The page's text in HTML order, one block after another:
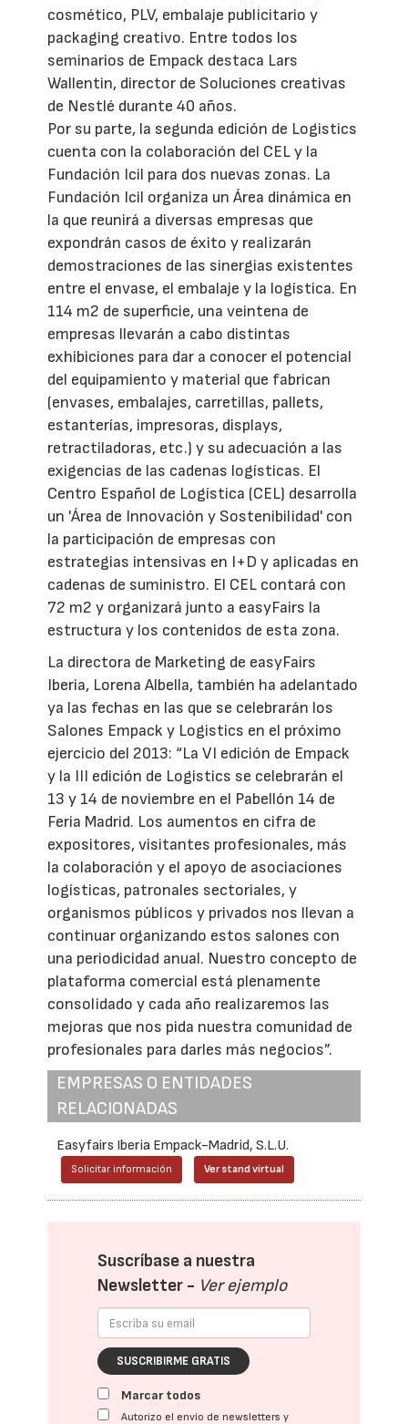
cosmético, PLV, embalaje publicitario y
packaging creativo. Entre todos los
seminarios de Empack destaca Lars
Wallentin, director de Soluciones creativas
de Nestlé durante 40 años.
Por su parte, la segunda edición de Logistics
cuenta con la colaboración del CEL y la
Fundación Icil para dos nuevas zonas. La
Fundación Icil organiza un Área dinámica en
la que reunirá a diversas empresas que
expondrán casos de éxito y realizarán
demostraciones de las sinergias existentes
entre el envase, el embalaje y la logística. En
114 m2 de superficie, una veintena de
empresas llevarán a cabo distintas
exhibiciones para dar a conocer el potencial
del equipamiento y material que fabrican
(envases, embalajes, carretillas, pallets,
estanterías, impresoras, displays,
retractiladoras, etc.) y su adecuación a las
exigencias de las cadenas logísticas. El
Centro Español de Logística (CEL) desarrolla
un 'Área de Innovación y Sostenibilidad' con
la participación de empresas con
estrategias intensivas en I+D y aplicadas en
cadenas de suministro. El CEL contará con
72 m2 y organizará junto a easyFairs la
estructura y los contenidos de esta zona.
La directora de Marketing de easyFairs
Iberia, Lorena Albella, también ha adelantado
ya las fechas en las que se celebrarán los
Salones Empack y Logistics en el próximo
ejercicio del 2013: “La VI edición de Empack
y la III edición de Logistics se celebrarán el
13 y 14 de noviembre en el Pabellón 14 de
Feria Madrid. Los aumentos en cifra de
expositores, visitantes profesionales, más
la colaboración y el apoyo de asociaciones
logísticas, patronales sectoriales, y
organismos públicos y privados nos llevan a
continuar organizando estos salones con
una periodicidad anual. Nuestro concepto de
plataforma comercial está plenamente
consolidado y cada año realizaremos las
mejoras que nos pida nuestra comunidad de
profesionales para darles más negocios”.
EMPRESAS O ENTIDADES
RELACIONADAS
Easyfairs Iberia Empack-Madrid, S.L.U.
Solicitar información Ver stand virtual
Suscríbase a nuestra
Newsletter - Ver ejemplo
SUSCRIBIRME GRATIS
Marcar todos
Autorizo el envío de newsletters y